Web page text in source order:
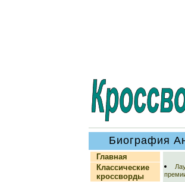
Биография
Главная
Классические
кроссворды